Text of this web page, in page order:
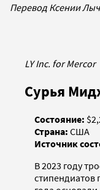
Перевод Ксении
LY Inc. for Mercor
Сурья
Состояние:
Страна: США
Источник
В 2023 году
стипендиатов